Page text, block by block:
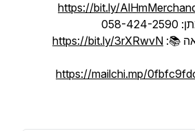
https://bit.ly/
📚:
https://bit.ly/3rXRwvN
https://mailchi.mp/